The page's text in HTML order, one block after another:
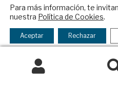
despacho oval de
Inteligencia Artificial,
realmente cómo
sus empresas.
Buscar
Para más información, te
nuestra Política de Cookies.
Aceptar Rechazar
Checkbox
acepto
la
política
de
política de privacidad